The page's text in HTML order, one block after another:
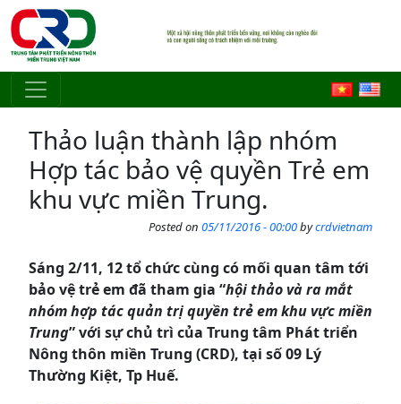
Skip to main content
Thảo luận thành lập nhóm
Hợp tác bảo vệ quyền Trẻ em
khu vực miền Trung.
Posted on 05/11/2016 - 00:00bycrdvietnam
Sáng 2/11, 12 tổ chức cùng có mối quan tâm tới
bảo vệ trẻ em đã tham gia “hội thảo và ra mắt
nhóm hợp tác quản trị quyền trẻ em khu vực miền
Trung” với sự chủ trì của Trung tâm Phát triển
Nông thôn miền Trung (CRD), tại số 09 Lý
Thường Kiệt, Tp Huế.